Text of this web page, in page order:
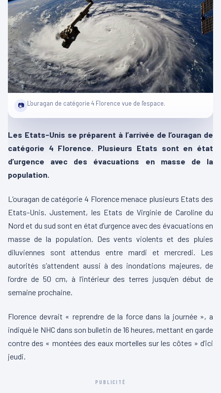
📷 L'ouragan de catégorie 4 Florence vue de l'espace.
Les Etats-Unis se préparent à l’arrivée de l’ouragan de
catégorie 4 Florence. Plusieurs Etats sont en état
d’urgence avec des évacuations en masse de la
population.
L’ouragan de catégorie 4 Florence menace plusieurs Etats des
Etats-Unis. Justement, les Etats de Virginie de Caroline du
Nord et du sud sont en état d’urgence avec des évacuations en
masse de la population. Des vents violents et des pluies
diluviennes sont attendus entre mardi et mercredi. Les
autorités s’attendent aussi à des inondations majeures, de
l’ordre de 50 cm, à l’intérieur des terres jusqu’en début de
semaine prochaine.
Florence devrait « reprendre de la force dans la journée », a
indiqué le NHC dans son bulletin de 16 heures, mettant en garde
contre des « montées des eaux mortelles sur les côtes » d’ici
jeudi.
PUBLICITÉ